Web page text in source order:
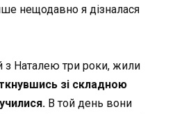
нещодавно я дізналася
з Наталею три роки, жили
зі складною
В той день вони